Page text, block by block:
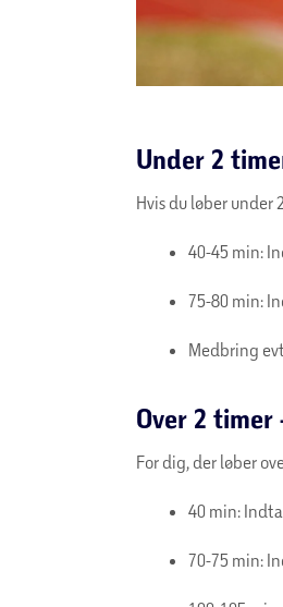
Under 2
Hvis du løber under
40-45 min:
75-80 min:
Medbring
Over 2
For dig, der løber
40 min:
70-75 min: